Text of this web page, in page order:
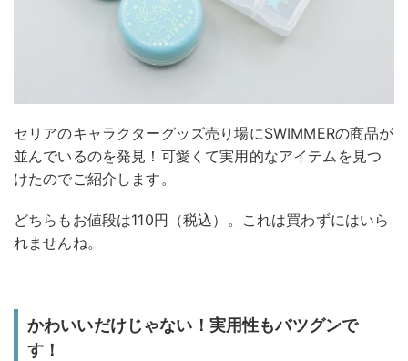
セリアのキャラクターグッズ売り場にSWIMMERの商品が
並んでいるのを発見！可愛くて実用的なアイテムを見つ
けたのでご紹介します。
どちらもお値段は110円（税込）。これは買わずにはいら
れませんね。
かわいいだけじゃない！実用性もバツグンで
す！